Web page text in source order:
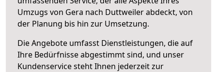
Umzugs von Gera nach Duttweiler abdeckt, von
der Planung bis hin zur Umsetzung.
Die Angebote umfasst Dienstleistungen, die auf
Ihre Bedürfnisse abgestimmt sind, und unser
Kundenservice steht Ihnen jederzeit zur